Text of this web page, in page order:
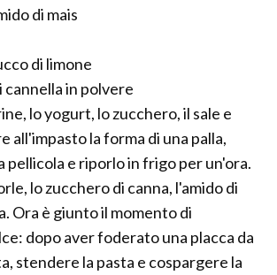
di mais
di limone
cannella in polvere
lo yogurt, lo zucchero, il sale e
all'impasto la forma di una palla,
pellicola e riporlo in frigo per un'ora.
lo zucchero di canna, l'amido di
Ora è giunto il momento di
dopo aver foderato una placca da
stendere la pasta e cospargere la